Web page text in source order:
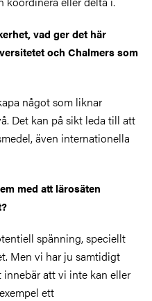
vad ger det här
och Chalmers som
något som liknar
Det kan på sikt leda till att
även internationella
med att lärosäten
spänning, speciellt
Men vi har ju samtidigt
att vi inte kan eller
ett